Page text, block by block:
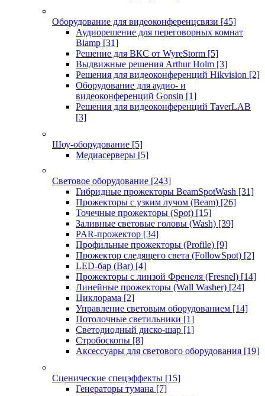
Оборудование для видеоконференцсвязи [45]
Аудиорешение для переговорных комнат
Biamp [31]
Решение для ВКС от WyreStorm [5]
Выдвижные решения Arthur Holm [3]
Решения для видеоконференций Hikvision [2]
Оборудование для аудио- и
видеоконференций Gonsin [1]
Решения для видеоконференций TaverLAB
[3]
Шоу-оборудование [5]
Медиасерверы [5]
Световое оборудование [243]
Гибридные прожекторы BeamSpotWash [31]
Прожекторы с узким лучом (Beam) [26]
Точечные прожекторы (Spot) [15]
Заливные световые головы (Wash) [39]
PAR-прожектор [34]
Профильные прожекторы (Profile) [9]
Прожектор следящего света (FollowSpot) [2]
LED-бар (Bar) [4]
Прожекторы с линзой Френеля (Fresnel) [14]
Линейные прожекторы (Wall Washer) [24]
Циклорама [2]
Управление световым оборудованием [14]
Потолочные светильники [1]
Светодиодный диско-шар [1]
Стробоскопы [8]
Аксессуары для светового оборудования [19]
Сценические спецэффекты [15]
Генераторы тумана [7]